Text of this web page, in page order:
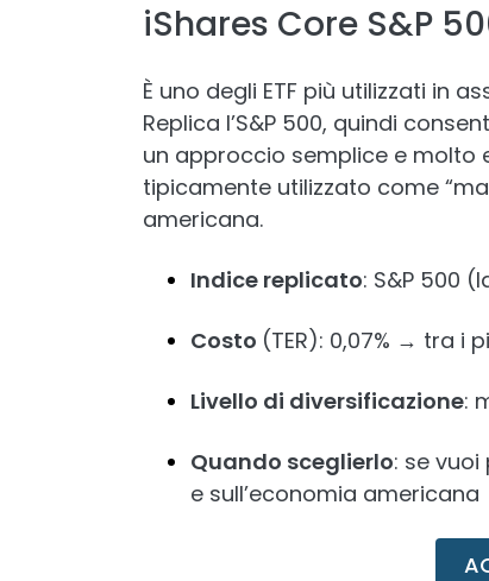
iShares Core S&P
È uno degli ETF più utilizzati in
Replica l’S&P 500, quindi
un approccio semplice e molto
tipicamente utilizzato come
americana.
Indice replicato: S&P 500
Costo (TER): 0,07% → tra i
Livello di diversificazione:
Quando sceglierlo: se
e sull’economia americana